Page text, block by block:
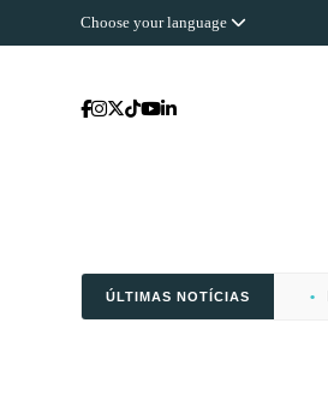
Choose your language
ÚLTIMAS NOTÍCIAS